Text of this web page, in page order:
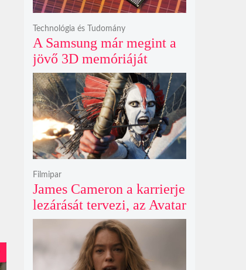
A Samsung már megint a
jövő 3D memóriáját
villantja meg, miközben
mi csak olcsó DDR5-öt
akarunk
Technológia és Tudomány
James Cameron a karrierje
lezárását tervezi, az Avatar
4 és 5 jövője így elég
kilátástalan
Filmipar